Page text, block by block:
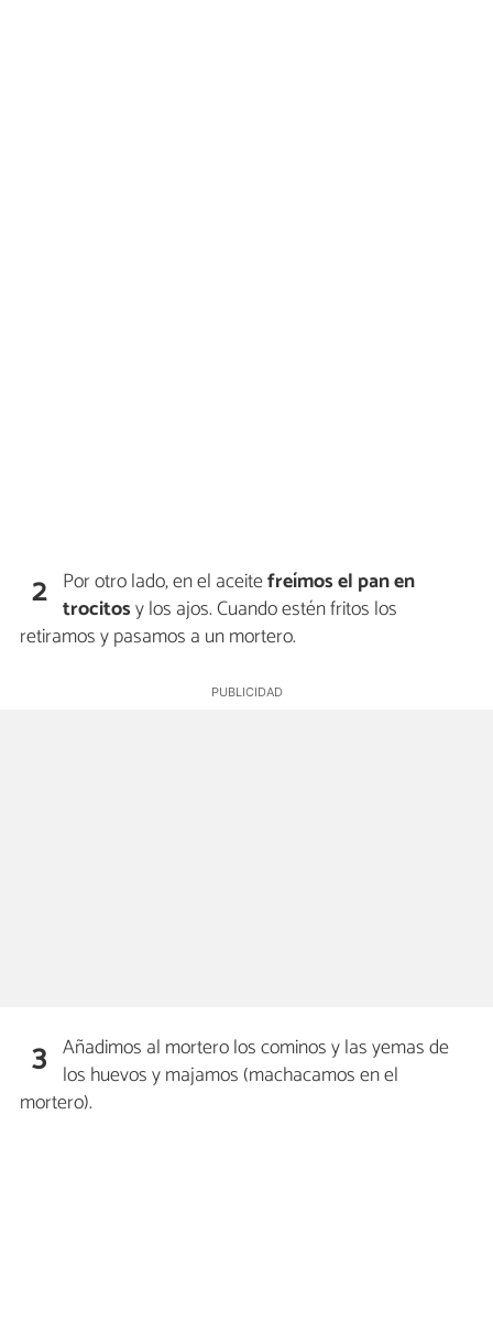
2 Por otro lado, en el aceitefreímos el pan en
trocitosy los ajos. Cuando estén fritos los
retiramos y pasamos a un mortero.
3 Añadimos al mortero los cominos y las yemas de
los huevos y majamos (machacamos en el
mortero).